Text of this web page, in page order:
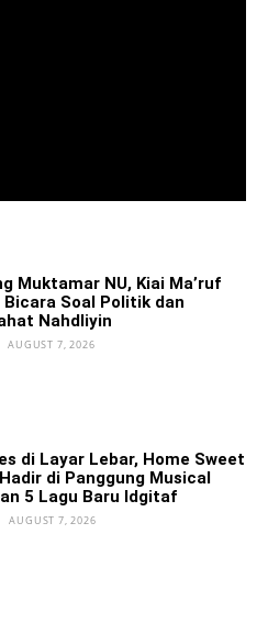
Muktamar NU, Kiai Ma’ruf
Bicara Soal Politik dan
Nahdliyin
AUGUST 7, 2026
di Layar Lebar, Home Sweet
di Panggung Musical
5 Lagu Baru Idgitaf
AUGUST 7, 2026